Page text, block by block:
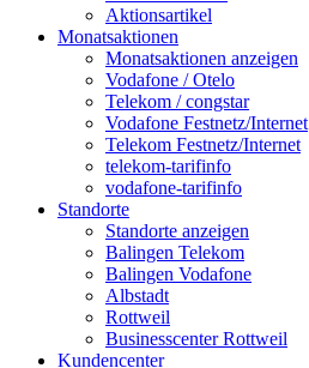
Aktionsartikel
Monatsaktionen
Monatsaktionen anzeigen
Vodafone / Otelo
Telekom / congstar
Vodafone Festnetz/Internet
Telekom Festnetz/Internet
telekom-tarifinfo
vodafone-tarifinfo
Standorte
Standorte anzeigen
Balingen Telekom
Balingen Vodafone
Albstadt
Rottweil
Businesscenter Rottweil
Kundencenter